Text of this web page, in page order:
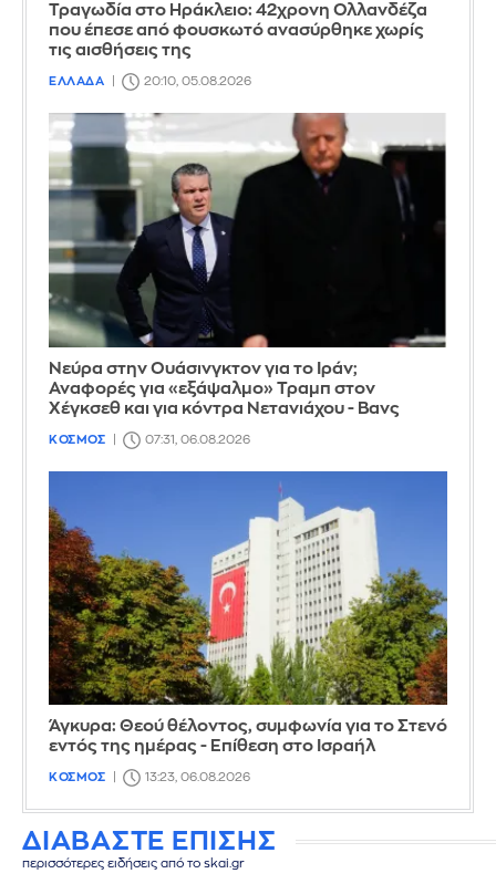
Τραγωδία στο Ηράκλειο: 42χρονη Ολλανδέζα
που έπεσε από φουσκωτό ανασύρθηκε χωρίς
τις αισθήσεις της
ΕΛΛΑΔΑ 20:10, 05.08.2026
Νεύρα στην Ουάσινγκτον για το Ιράν;
Αναφορές για «εξάψαλμο» Τραμπ στον
Χέγκσεθ και για κόντρα Νετανιάχου - Βανς
ΚΟΣΜΟΣ 07:31, 06.08.2026
Άγκυρα: Θεού θέλοντος, συμφωνία για το Στενό
εντός της ημέρας - Επίθεση στο Ισραήλ
ΚΟΣΜΟΣ 13:23, 06.08.2026
ΔΙΑΒΑΣΤΕ ΕΠΙΣΗΣ
περισσότερες ειδήσεις από το skai.gr